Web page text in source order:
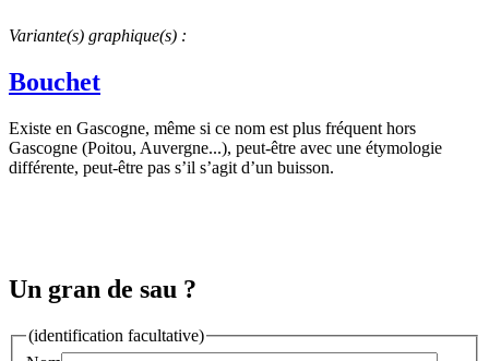
Variante(s) graphique(s) :
Bouchet
Existe en Gascogne, même si ce nom est plus fréquent hors
Gascogne (Poitou, Auvergne...), peut-être avec une étymologie
différente, peut-être pas s’il s’agit d’un buisson.
Un gran de sau ?
(identification facultative)